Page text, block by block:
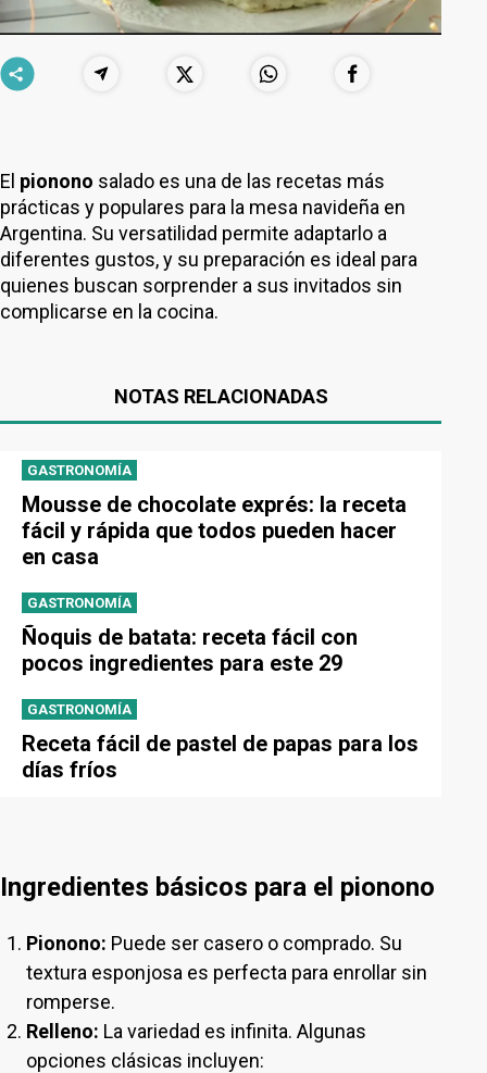
El pionono salado es una de las recetas más
prácticas y populares para la mesa navideña en
Argentina. Su versatilidad permite adaptarlo a
diferentes gustos, y su preparación es ideal para
quienes buscan sorprender a sus invitados sin
complicarse en la cocina.
NOTAS RELACIONADAS
GASTRONOMÍA
Mousse de chocolate exprés: la receta
fácil y rápida que todos pueden hacer
en casa
GASTRONOMÍA
Ñoquis de batata: receta fácil con
pocos ingredientes para este 29
GASTRONOMÍA
Receta fácil de pastel de papas para los
días fríos
Ingredientes básicos para el pionono
Pionono: Puede ser casero o comprado. Su
textura esponjosa es perfecta para enrollar sin
romperse.
Relleno: La variedad es infinita. Algunas
opciones clásicas incluyen: